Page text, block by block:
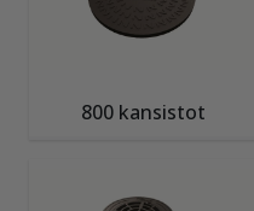
800 kansistot